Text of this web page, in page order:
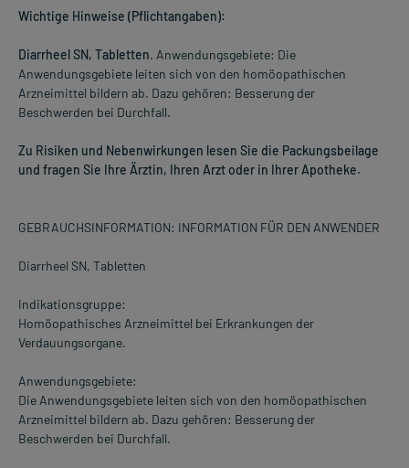
Wichtige Hinweise (Pflichtangaben):
Diarrheel SN, Tabletten. Anwendungsgebiete: Die
Anwendungsgebiete leiten sich von den homöopathischen
Arzneimittel bildern ab. Dazu gehören: Besserung der
Beschwerden bei Durchfall.
Zu Risiken und Nebenwirkungen lesen Sie die Packungsbeilage
und fragen Sie Ihre Ärztin, Ihren Arzt oder in Ihrer Apotheke.
GEBRAUCHSINFORMATION: INFORMATION FÜR DEN ANWENDER
Diarrheel SN, Tabletten
Indikationsgruppe:
Homöopathisches Arzneimittel bei Erkrankungen der
Verdauungsorgane.
Anwendungsgebiete:
Die Anwendungsgebiete leiten sich von den homöopathischen
Arzneimittel bildern ab. Dazu gehören: Besserung der
Beschwerden bei Durchfall.